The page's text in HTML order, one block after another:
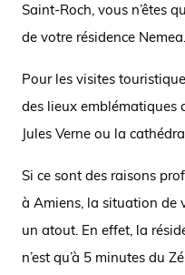
Saint-Roch, vous n’êtes
de votre résidence Nemea.
Pour les visites
des lieux emblématiques
Jules Verne ou la
Si ce sont des raisons
à Amiens, la situation de
un atout. En effet, la
n’est qu’à 5 minutes du